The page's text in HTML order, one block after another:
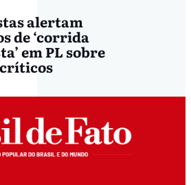
alertam
de ‘corrida
em PL sobre